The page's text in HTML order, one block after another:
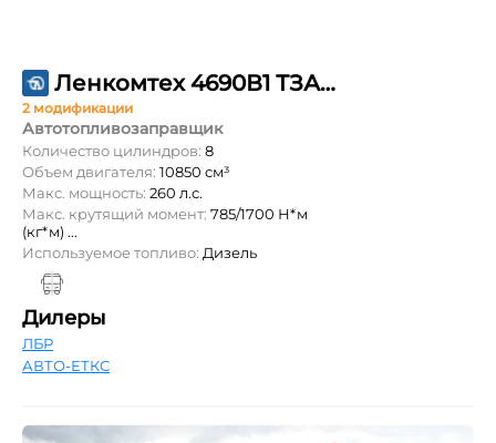
Ленкомтех 4690В1 ТЗА-10 на шасси КАМАЗ 43118
2 модификации
Автотопливозаправщик
Количество цилиндров: 8
Объем двигателя: 10850 см³
Макс. мощность: 260 л.с.
Макс. крутящий момент: 785/1700 Н*м
(кг*м) ...
Используемое топливо: Дизель
Дилеры
ЛБР
АВТО-ЕТКС